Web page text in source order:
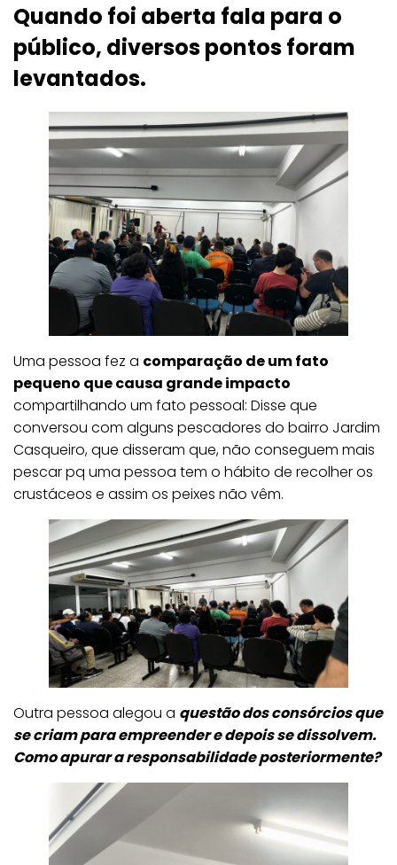
Quando foi aberta fala para o
público, diversos pontos foram
levantados.
Uma pessoa fez a comparação de um fato
pequeno que causa grande impacto
compartilhando um fato pessoal: Disse que
conversou com alguns pescadores do bairro Jardim
Casqueiro, que disseram que, não conseguem mais
pescar pq uma pessoa tem o hábito de recolher os
crustáceos e assim os peixes não vêm.
Outra pessoa alegou a questão dos consórcios que
se criam para empreender e depois se dissolvem.
Como apurar a responsabilidade posteriormente?